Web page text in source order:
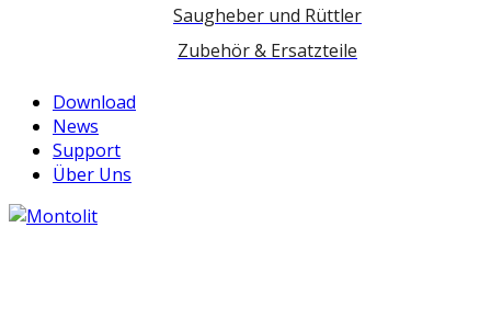
Saugheber und Rüttler
Zubehör & Ersatzteile
Download
News
Support
Über Uns